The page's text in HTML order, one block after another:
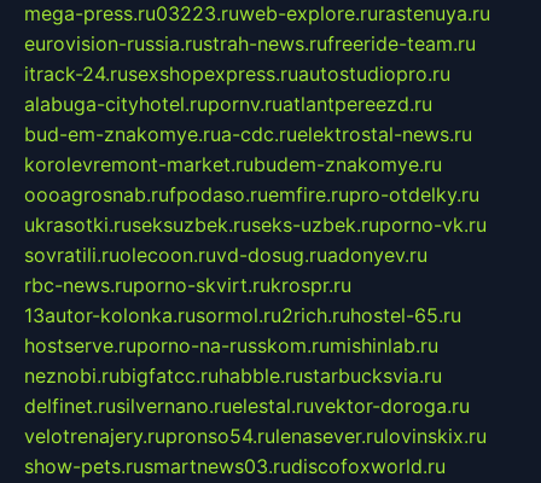
mega-press.ru03223.ruweb-explore.rurastenuya.ru
eurovision-russia.rustrah-news.rufreeride-team.ru
itrack-24.rusexshopexpress.ruautostudiopro.ru
alabuga-cityhotel.rupornv.ruatlantpereezd.ru
bud-em-znakomye.rua-cdc.ruelektrostal-news.ru
korolevremont-market.rubudem-znakomye.ru
oooagrosnab.rufpodaso.ruemfire.rupro-otdelky.ru
ukrasotki.ruseksuzbek.ruseks-uzbek.ruporno-vk.ru
sovratili.ruolecoon.ruvd-dosug.ruadonyev.ru
rbc-news.ruporno-skvirt.rukrospr.ru
13autor-kolonka.rusormol.ru2rich.ruhostel-65.ru
hostserve.ruporno-na-russkom.rumishinlab.ru
neznobi.rubigfatcc.ruhabble.rustarbucksvia.ru
delfinet.rusilvernano.ruelestal.ruvektor-doroga.ru
velotrenajery.rupronso54.rulenasever.rulovinskix.ru
show-pets.rusmartnews03.rudiscofoxworld.ru